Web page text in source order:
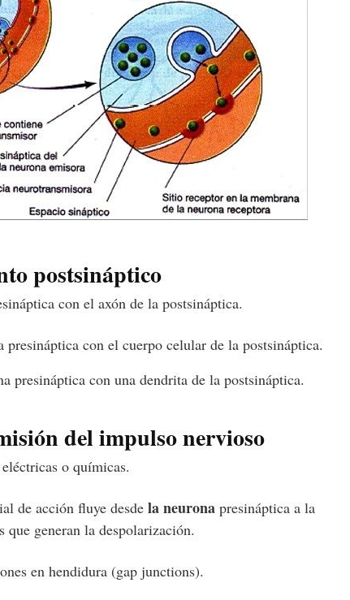
postsináptico
con el axón de la postsináptica.
con el cuerpo celular de la postsináptica.
presináptica con una dendrita de la postsináptica.
del impulso nervioso
o químicas.
de acción fluye desde la neurona presináptica a la
generan la despolarización.
en hendidura (gap junctions).